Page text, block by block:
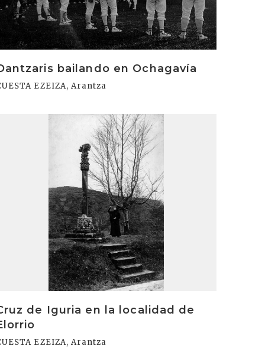
bailando en Ochagavía
EZEIZA, Arantza
de Iguria en la localidad de
EZEIZA, Arantza